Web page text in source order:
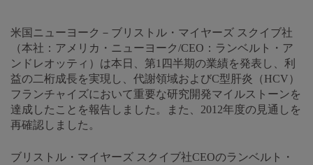
米国ニューヨーク－ブリストル・マイヤーズ スクイブ社
（本社：アメリカ・ニューヨーク/CEO：ランベルト・ア
ンドレオッティ）は本日、第1四半期の業績を発表し、利
益の二桁成長を実現し、代謝領域およびC型肝炎（HCV）
フランチャイズにおいて重要な研究開発マイルストーンを
達成したことを報告しました。また、2012年度の見通しを
再確認しました。
ブリストル・マイヤーズ スクイブ社CEOのランベルト・